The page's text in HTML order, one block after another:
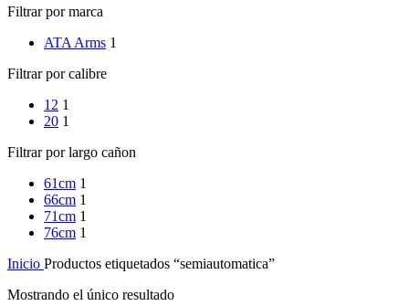
Filtrar por marca
ATA Arms 1
Filtrar por calibre
12 1
20 1
Filtrar por largo cañon
61cm 1
66cm 1
71cm 1
76cm 1
Inicio Productos etiquetados “semiautomatica”
Mostrando el único resultado